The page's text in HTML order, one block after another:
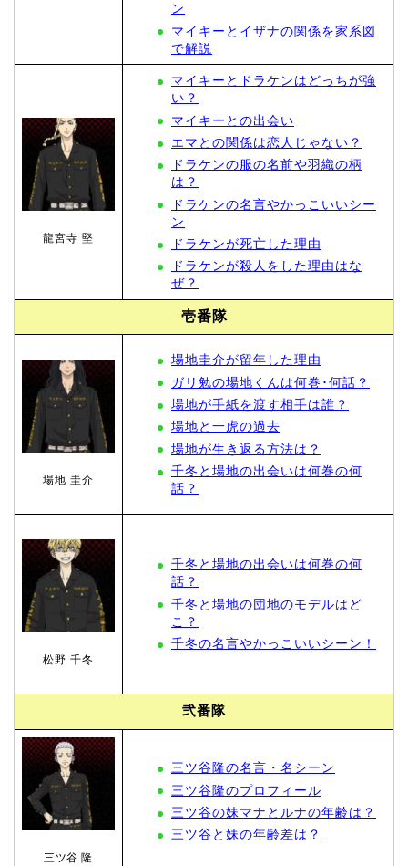
ン
マイキーとイザナの関係を家系図
で解説
龍宮寺 堅
マイキーとドラケンはどっちが強
い？
マイキーとの出会い
エマとの関係は恋人じゃない？
ドラケンの服の名前や羽織の柄
は？
ドラケンの名言やかっこいいシー
ン
ドラケンが死亡した理由
ドラケンが殺人をした理由はな
ぜ？
壱番隊
場地 圭介
場地圭介が留年した理由
ガリ勉の場地くんは何巻･何話？
場地が手紙を渡す相手は誰？
場地と一虎の過去
場地が生き返る方法は？
千冬と場地の出会いは何巻の何
話？
松野 千冬
千冬と場地の出会いは何巻の何
話？
千冬と場地の団地のモデルはど
こ？
千冬の名言やかっこいいシーン！
弐番隊
三ツ谷 隆
三ツ谷隆の名言・名シーン
三ツ谷隆のプロフィール
三ツ谷の妹マナとルナの年齢は？
三ツ谷と妹の年齢差は？